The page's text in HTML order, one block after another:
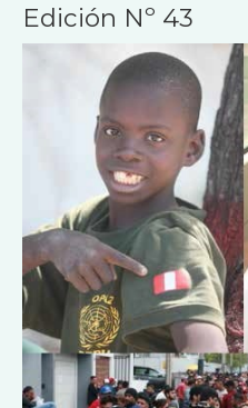
Edición Nº 43